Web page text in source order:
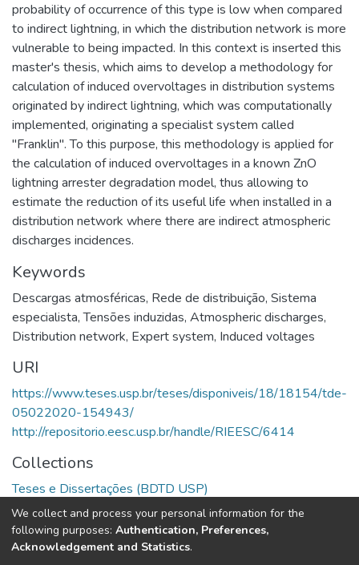
probability of occurrence of this type is low when compared
to indirect lightning, in which the distribution network is more
vulnerable to being impacted. In this context is inserted this
master's thesis, which aims to develop a methodology for
calculation of induced overvoltages in distribution systems
originated by indirect lightning, which was computationally
implemented, originating a specialist system called
"Franklin". To this purpose, this methodology is applied for
the calculation of induced overvoltages in a known ZnO
lightning arrester degradation model, thus allowing to
estimate the reduction of its useful life when installed in a
distribution network where there are indirect atmospheric
discharges incidences.
Keywords
Descargas atmosféricas, Rede de distribuição, Sistema
especialista,Tensões induzidas, Atmospheric discharges,
Distribution network, Expert system, Induced voltages
URI
https://www.teses.usp.br/teses/disponiveis/18/18154/tde-
05022020-154943/
http://repositorio.eesc.usp.br/handle/RIEESC/6414
Collections
Teses e Dissertações (BDTD USP)
Full item page
We collect and process your personal information for the
following purposes: Authentication, Preferences,
Acknowledgement and Statistics.